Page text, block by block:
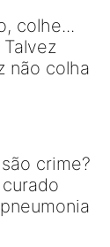
colhe...
não colha
crime?